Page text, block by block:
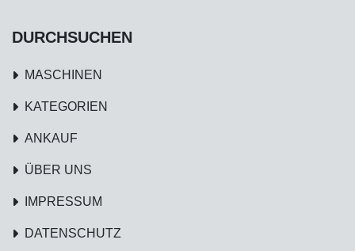
DURCHSUCHEN
MASCHINEN
KATEGORIEN
ANKAUF
ÜBER UNS
IMPRESSUM
DATENSCHUTZ